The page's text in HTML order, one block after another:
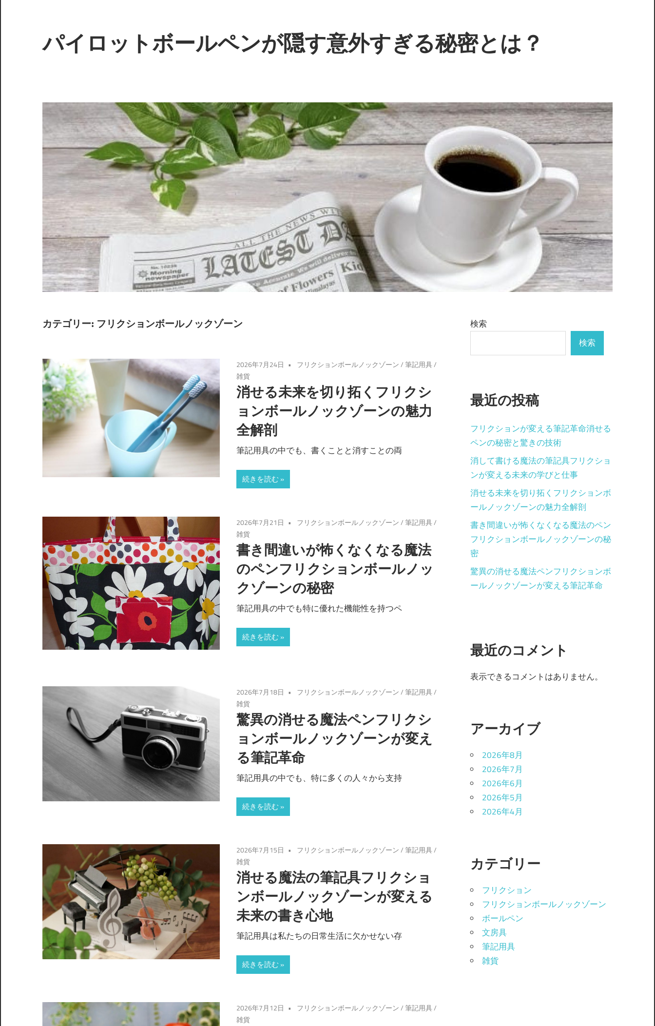
テ
ン
キ
ッ
プ
パイロットボールペンが隠す意外すぎる秘密とは？
カテゴリー: フリクションボールノックゾーン
2026年7月24日 フリクションボールノックゾーン/ 筆記用具/
雑貨
消せる未来を切り拓くフリクシ
ョンボールノックゾーンの魅力
全解剖
筆記用具の中でも、書くことと消すことの両
続きを読む
2026年7月21日 フリクションボールノックゾーン/ 筆記用具/
雑貨
書き間違いが怖くなくなる魔法
のペンフリクションボールノッ
クゾーンの秘密
筆記用具の中でも特に優れた機能性を持つペ
続きを読む
2026年7月18日 フリクションボールノックゾーン/ 筆記用具/
雑貨
驚異の消せる魔法ペンフリクシ
ョンボールノックゾーンが変え
る筆記革命
筆記用具の中でも、特に多くの人々から支持
続きを読む
2026年7月15日 フリクションボールノックゾーン/ 筆記用具/
雑貨
消せる魔法の筆記具フリクショ
ンボールノックゾーンが変える
未来の書き心地
筆記用具は私たちの日常生活に欠かせない存
続きを読む
2026年7月12日 フリクションボールノックゾーン/ 筆記用具/
雑貨
検索
検索
最近の投稿
フリクションが変える筆記革命消せる
ペンの秘密と驚きの技術
消して書ける魔法の筆記具フリクショ
ンが変える未来の学びと仕事
消せる未来を切り拓くフリクションボ
ールノックゾーンの魅力全解剖
書き間違いが怖くなくなる魔法のペン
フリクションボールノックゾーンの秘
密
驚異の消せる魔法ペンフリクションボ
ールノックゾーンが変える筆記革命
最近のコメント
表示できるコメントはありません。
アーカイブ
2026年8月
2026年7月
2026年6月
2026年5月
2026年4月
カテゴリー
フリクション
フリクションボールノックゾーン
ボールペン
文房具
筆記用具
雑貨